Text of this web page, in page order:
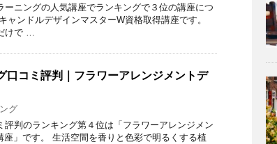
ニングの人気講座でランキングで３位の講座につ
ャンドルデザインマスターW資格取得講座です。
けで …
口コミ評判｜フラワーアレンジメントデ
グ
判のランキング第４位は「フラワーアレンジメン
座」です。 生活空間を香りと色彩で明るくする植